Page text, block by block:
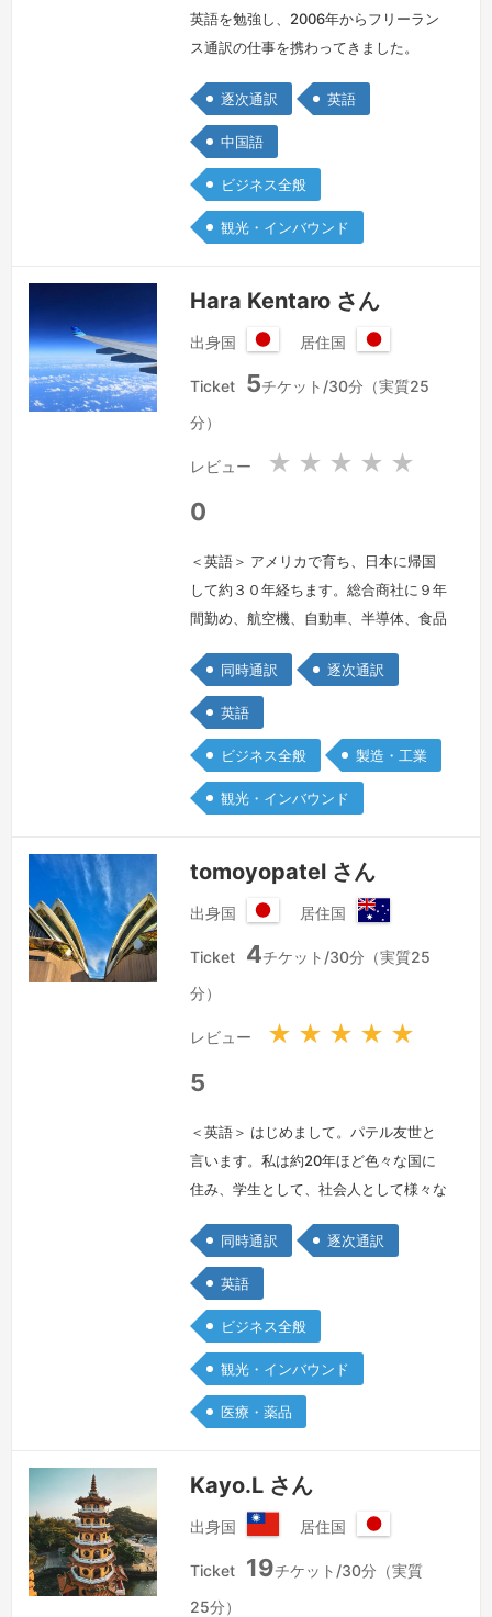
英語を勉強し、2006年からフリーラン
ス通訳の仕事を携わってきました。
MBAを取得しました。その後、6年間日
系企業でマーケティングと日英中通訳を
担当していました。日中通訳と英中通訳
の仕事をぜひお任せください。
見る »
逐次通訳 英語
中国語
ビジネス全般
観光・インバウンド
Hara Kentaro さん
出身国
本
居住国
本
Ticket 5チケット/30分（実質25
分）
レビュー ★ ★ ★ ★ ★
0
＜英語＞ アメリカで育ち、日本に帰国
して約３０年経ちます。総合商社に９年
間勤め、航空機、自動車、半導体、食品
訳車として１０年以上経験させていただ
きました。
同時通訳 逐次通訳
英語
ビジネス全般 製造・工業
観光・インバウンド
tomoyopatel さん
出身国
本
居住国
ー
ラ
邦
Ticket 4チケット/30分（実質25
分）
レビュー ★ ★ ★ ★ ★
5
＜英語＞ はじめまして。パテル友世と
言います。私は約20年ほど色々な国に
住み、学生として、社会人として様々な
リカでは、大学院に通い、卒業後人材斡
旋会社に勤務し、日本では製薬会社とイ
ンターナショナルスクールで働いており
ました。また、イギリスではビジネスを
立ち上げ、ネイルサロン経営をしており
ました。こういった様々な経験を通し
て、自分自身が、人と人をつないだり、
同時通訳 逐次通訳
英語
ビジネス全般
観光・インバウンド
医療・薬品
Kayo.L さん
出身国
湾
居住国
本
Ticket 19チケット/30分（実質
25分）